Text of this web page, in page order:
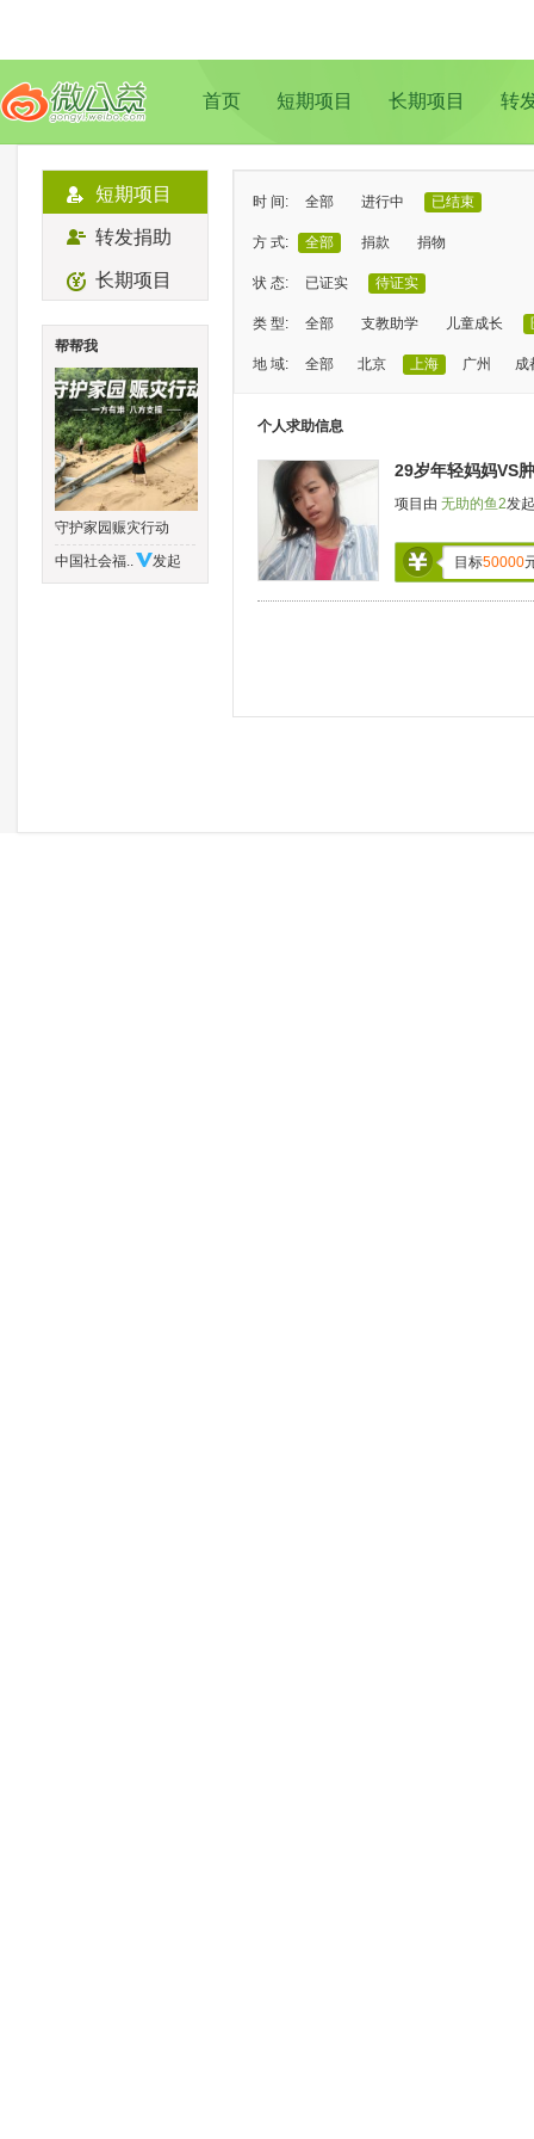
首页 短期项目 长期项目 转
短期项目
转发捐助
长期项目
帮帮我
守护家园赈灾行动
中国社会福..
发起
时 间: 全部 进行中 已结束
方 式: 全部 捐款 捐物
状 态: 已证实 待证实
类 型: 全部 支教助学 儿童成长
地 域: 全部 北京 上海 广州 成
个人求助信息
29岁年轻妈妈VS
项目由 无助的鱼2发
目标50000